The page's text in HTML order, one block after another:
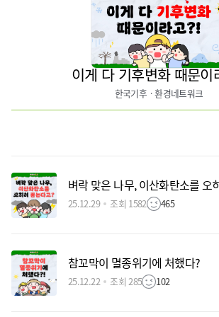
이게 다 기후변화 때문이
한국기후ㆍ환경네트워크
벼락 맞은 나무, 이산화탄소를 오
25.12.29 조회 1582 465
참꼬막이 멸종위기에 처했다?
25.12.22 조회 285 102